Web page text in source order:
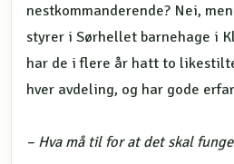
nestkommanderende? Nei,
styrer i Sørhellet barnehage i
har de i flere år hatt to
hver avdeling, og har gode
– Hva må til for at det skal